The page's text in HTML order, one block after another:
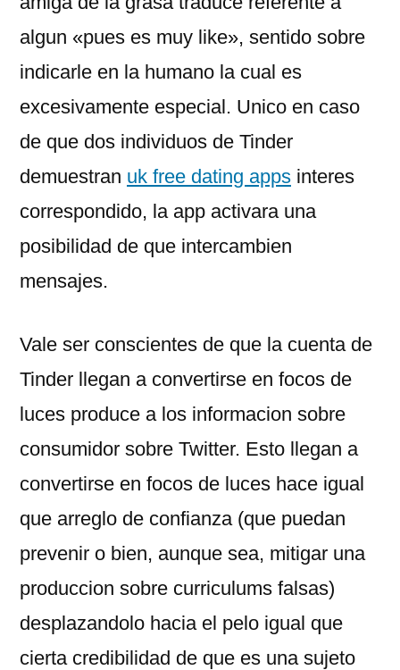
algun «pues es muy like», sentido sobre
indicarle en la humano la cual es
excesivamente especial. Unico en caso
de que dos individuos de Tinder
demuestran uk free dating apps interes
correspondido, la app activara una
posibilidad de que intercambien
mensajes.
Vale ser conscientes de que la cuenta de
Tinder llegan a convertirse en focos de
luces produce a los informacion sobre
consumidor sobre Twitter. Esto llegan a
convertirse en focos de luces hace igual
que arreglo de confianza (que puedan
prevenir o bien, aunque sea, mitigar una
produccion sobre curriculums falsas)
desplazandolo hacia el pelo igual que
cierta credibilidad de que es una sujeto